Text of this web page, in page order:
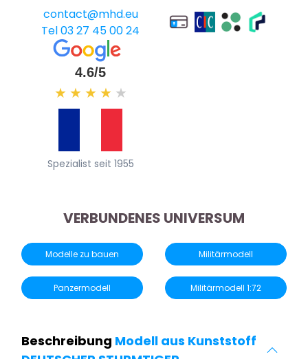
contact@mhd.eu
Tel 03 27 45 00 24
4.6/5
★ ★ ★ ★ ★
Spezialist seit 1955
VERBUNDENES UNIVERSUM
Modelle zu bauen Militärmodell
Panzermodell Militärmodell 1:72
Beschreibung Modell aus Kunststoff